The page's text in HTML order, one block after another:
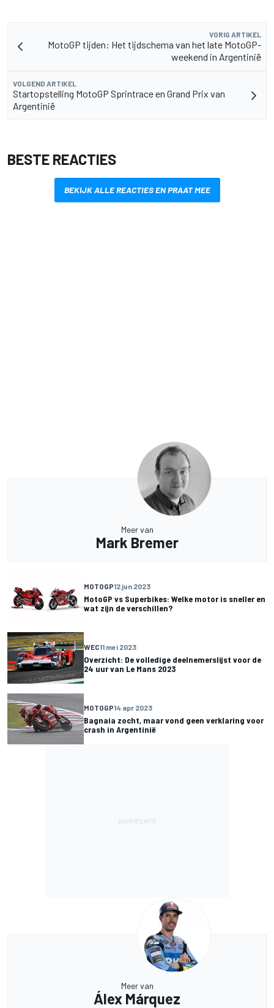
VORIG ARTIKEL
MotoGP tijden: Het tijdschema van het late MotoGP-
weekend in Argentinië
VOLGEND ARTIKEL
Startopstelling MotoGP Sprintrace en Grand Prix van
Argentinië
BESTE REACTIES
BEKIJK ALLE REACTIES EN PRAAT MEE
Meer van
Mark Bremer
MOTOGP12 jun 2023
MotoGP vs Superbikes: Welke motor is sneller en
wat zijn de verschillen?
WEC11 mei 2023
Overzicht: De volledige deelnemerslijst voor de
24 uur van Le Mans 2023
MOTOGP14 apr 2023
Bagnaia zocht, maar vond geen verklaring voor
crash in Argentinië
Meer van
Álex Márquez